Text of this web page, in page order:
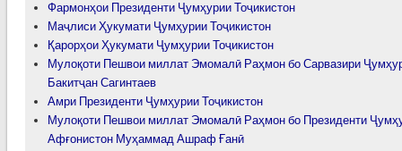
Фармонҳои Президенти Ҷумҳурии Тоҷикистон
Маҷлиси Ҳукумати Ҷумҳурии Тоҷикистон
Қарорҳои Ҳукумати Ҷумҳурии Тоҷикистон
Мулоқоти Пешвои миллат Эмомалӣ Раҳмон бо Сарвазири
Бакитҷан Сагинтаев
Амри Президенти Ҷумҳурии Тоҷикистон
Мулоқоти Пешвои миллат Эмомалӣ Раҳмон бо Президенти
Афғонистон Муҳаммад Ашраф Ғанӣ